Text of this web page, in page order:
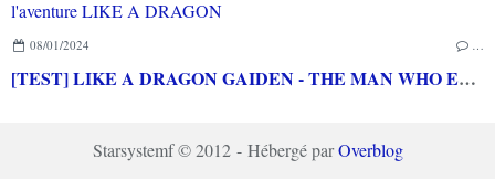
08/01/2024
[TEST] LIKE A DRAGON GAIDEN - THE MAN WHO ERASED HIS NAME PS5 : Une mini histoire pour lancer l'aventure LIKE A DRAGON
Starsystemf © 2012 - Hébergé parOverblog